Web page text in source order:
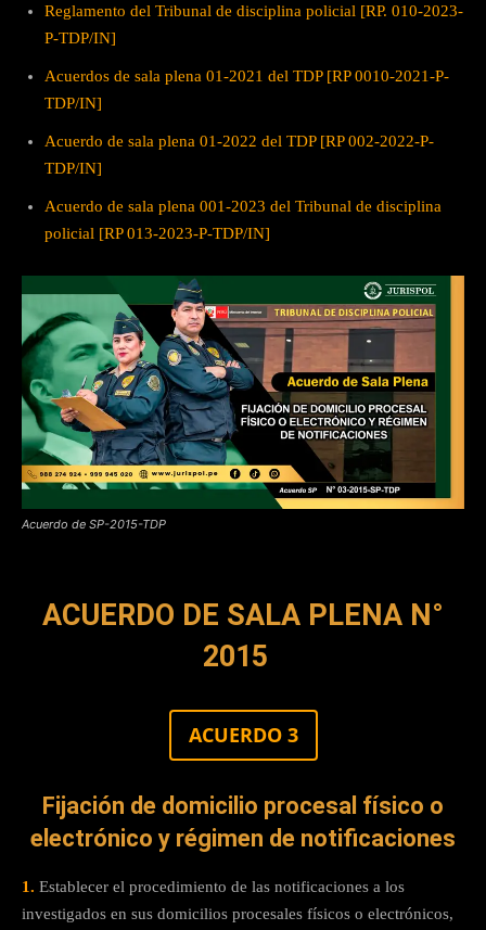
Reglamento del Tribunal de disciplina policial [RP. 010-2023-
P-TDP/IN]
Acuerdos de sala plena 01-2021 del TDP [RP 0010-2021-P-
TDP/IN]
Acuerdo de sala plena 01-2022 del TDP [RP 002-2022-P-
TDP/IN]
Acuerdo de sala plena 001-2023 del Tribunal de disciplina
policial [RP 013-2023-P-TDP/IN]
Acuerdo de SP-2015-TDP
ACUERDO DE SALA PLENA N°
2015
ACUERDO 3
Fijación de domicilio procesal físico o
electrónico y régimen de notificaciones
1. Establecer el procedimiento de las notificaciones a los
investigados en sus domicilios procesales físicos o electrónicos,